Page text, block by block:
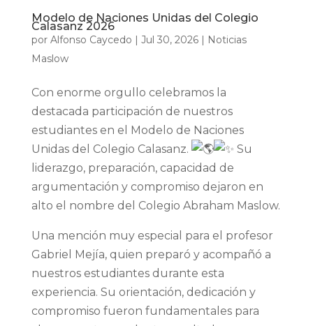
Modelo de Naciones Unidas del Colegio
Calasanz 2026
por Alfonso Caycedo | Jul 30, 2026| Noticias
Maslow
Con enorme orgullo celebramos la
destacada participación de nuestros
estudiantes en el Modelo de Naciones
Unidas del Colegio Calasanz.
Su
liderazgo, preparación, capacidad de
argumentación y compromiso dejaron en
alto el nombre del Colegio Abraham Maslow.
Una mención muy especial para el profesor
Gabriel Mejía, quien preparó y acompañó a
nuestros estudiantes durante esta
experiencia. Su orientación, dedicación y
compromiso fueron fundamentales para